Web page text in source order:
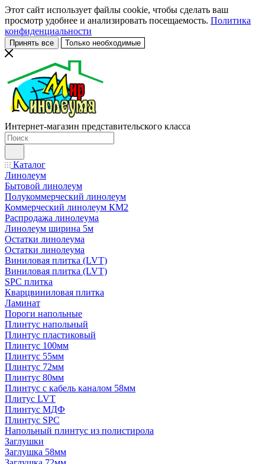
Этот сайт использует файлы cookie, чтобы сделать ваш
просмотр удобнее и анализировать посещаемость. Политика
конфиденциальности
Принять все Только необходимые
Интернет-магазин представительского класса
Каталог
Линолеум
Бытовой линолеум
Полукоммерческий линолеум
Коммерческий линолеум КМ2
Распродажа линолеума
Линолеум ширина 5м
Остатки линолеума
Остатки линолеума
Виниловая плитка (LVT)
Виниловая плитка (LVT)
SPC плитка
Кварцвиниловая плитка
Ламинат
Пороги напольные
Плинтус напольный
Плинтус пластиковый
Плинтус 100мм
Плинтус 55мм
Плинтус 72мм
Плинтус 80мм
Плинтус с кабель каналом 58мм
Плитус LVT
Плинтус МДФ
Плинтус SPC
Напольный плинтус из полистирола
Заглушки
Заглушка 58мм